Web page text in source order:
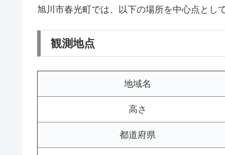
旭川市春光町では、以下の場所を中心点とし
観測地点
地域名
高さ
都道府県